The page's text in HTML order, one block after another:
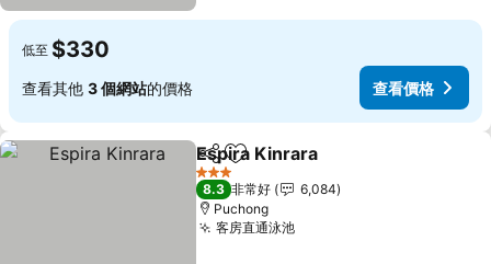
低至 $330
查看其他 3 個網站的價格 查看價格
分享 加入我的最愛
Espira Kinrara
3 星級
8.3 非常好
6,084
Puchong
客房直通泳池